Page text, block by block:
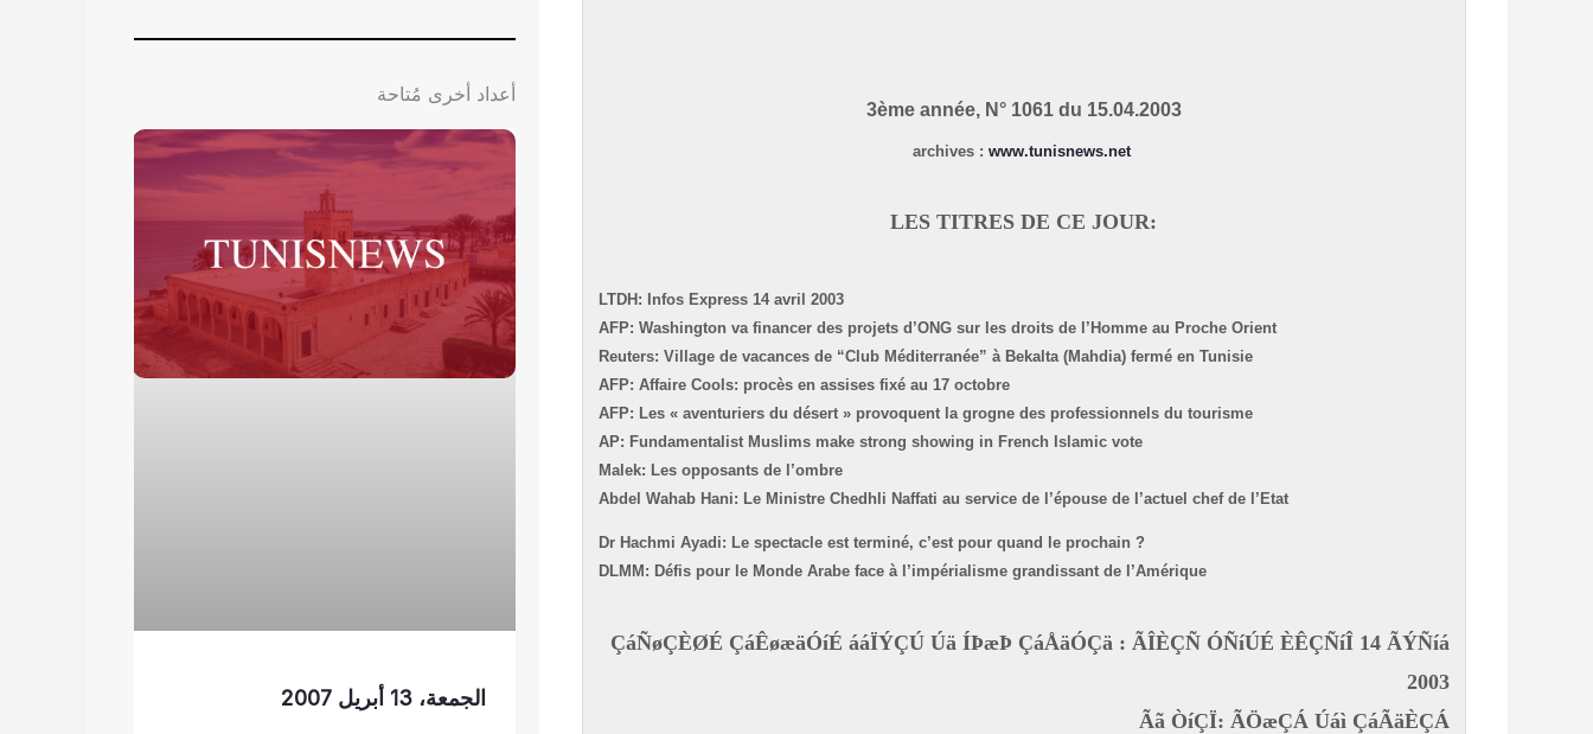
3ème année, N° 1061 du 15.04.2003
archives
: www.tunisnews.net
LES TITRES DE CE JOUR:
LTDH: Infos Express 14 avril 2003
AFP: Washington va financer des projets d’ONG sur les droits de l’Homme au Proche Orient
Reuters: Village de vacances de “Club Méditerranée” à Bekalta (Mahdia) fermé en Tunisie
AFP: Affaire Cools: procès en assises fixé au 17 octobre
AFP: Les « aventuriers du désert » provoquent la grogne des professionnels du tourisme
AP: Fundamentalist Muslims make strong showing in French Islamic vote
Malek: Les opposants de l’ombre
Abdel Wahab Hani: Le Ministre Chedhli Naffati au service de l’épouse de l’actuel chef de l’Etat
Dr Hachmi Ayadi: Le spectacle est terminé, c’est pour quand le prochain ?
DLMM: Défis pour le Monde Arabe face à l’impérialisme grandissant de l’Amérique
ÇáÑøÇÈØÉ ÇáÊøæäÓíÉ ááÏÝÇÚ Úä ÍÞæÞ ÇáÅäÓÇä : ÃÎÈÇÑ ÓÑíÚÉ ÈÊÇÑíÎ 14 ÃÝÑíá
2003
Ãã ÒíÇÏ: ÃÖæÇÁ Úáì ÇáÃäÈÇÁ
أعداد أخرى مُتاحة
الجمعة، 13 أبريل 2007